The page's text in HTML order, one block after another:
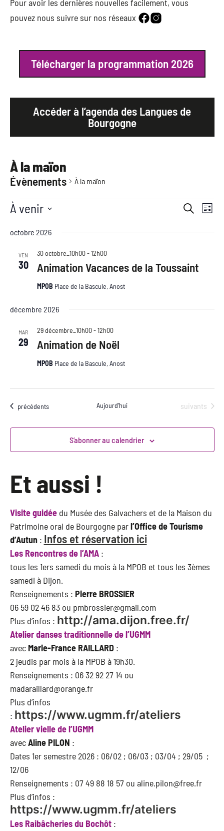
Pour avoir les dernières nouvelles facilement, vous
pouvez nous suivre sur nos réseaux
Télécharger la programmation 2026
Accéder à l’agenda des Langues de
Bourgogne
À la maïon
Évènements À la maïon
de
Recherche
de
Liste
À venir
une
octobre 2026
VEN
30 Animation Vacances de la Toussaint
30 octobre_10h00-12h00
MPOB Place de la Bascule, Anost
décembre 2026
MAR
29 Animation de Noël
29 décembre_10h00-12h00
MPOB Place de la Bascule, Anost
Évènements
précédents Aujourd’hui Évènements
suivants
S’abonner au calendrier
Et aussi !
Visite guidéedu Musée des Galvachers et de la Maison du
Patrimoine oral de Bourgogne parl’Office de Tourisme
d’Autun: Infos et réservation ici
Les Rencontres de l’AMA:
tous les 1ers samedi du mois à la MPOB et tous les 3èmes
samedi à Dijon.
Renseignements : Pierre BROSSIER
06 59 02 46 83 ou pmbrossier@gmail.com
Plus d’infos : http://ama.dijon.free.fr/
Atelier danses traditionnelle de l’UGMM
avec Marie-France RAILLARD:
2 jeudis par mois à la MPOB à 19h30.
Renseignements : 06 32 92 27 14 ou
madaraillard@orange.fr
Plus d’infos
: https://www.ugmm.fr/ateliers
Atelier vielle de l’UGMM
avecAline PILON :
Dates 1er semestre 2026 : 06/02 ; 06/03 ; 03/04 ; 29/05 ;
12/06
Renseignements : 07 49 88 18 57 ou aline.pilon@free.fr
Plus d’infos :
https://www.ugmm.fr/ateliers
Les Raibâcheries du Bochôt: